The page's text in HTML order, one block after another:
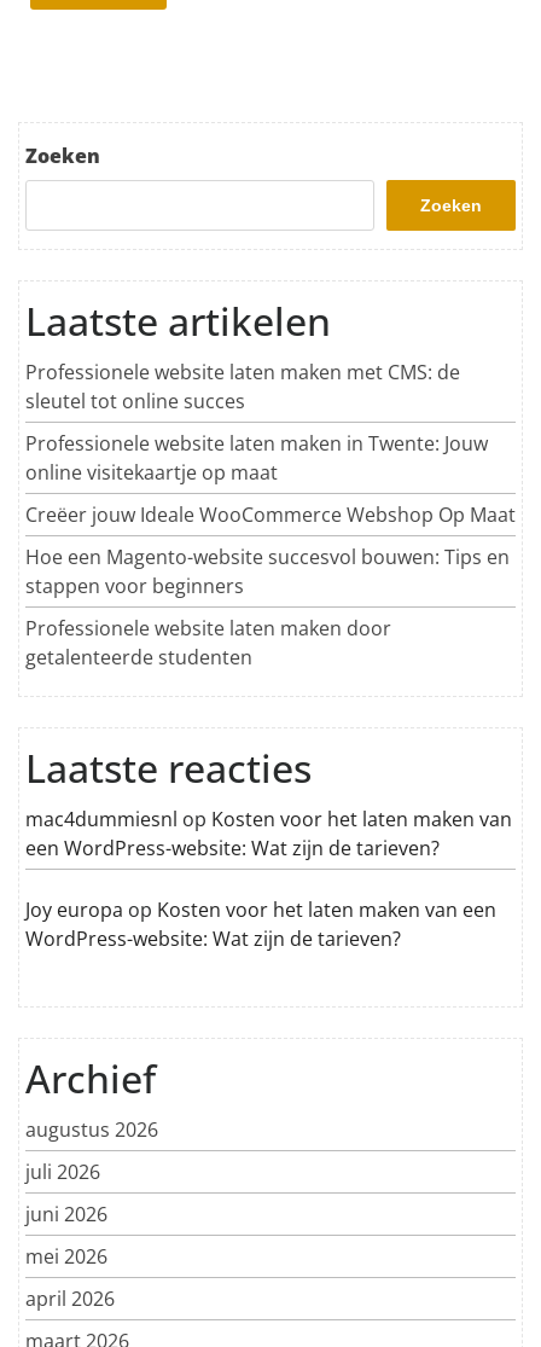
Zoeken
Zoeken
Laatste artikelen
Professionele website laten maken met CMS: de
sleutel tot online succes
Professionele website laten maken in Twente: Jouw
online visitekaartje op maat
Creëer jouw Ideale WooCommerce Webshop Op Maat
Hoe een Magento-website succesvol bouwen: Tips en
stappen voor beginners
Professionele website laten maken door
getalenteerde studenten
Laatste reacties
mac4dummiesnl op Kosten voor het laten maken van
een WordPress-website: Wat zijn de tarieven?
Joy europa op Kosten voor het laten maken van een
WordPress-website: Wat zijn de tarieven?
Archief
augustus 2026
juli 2026
juni 2026
mei 2026
april 2026
maart 2026